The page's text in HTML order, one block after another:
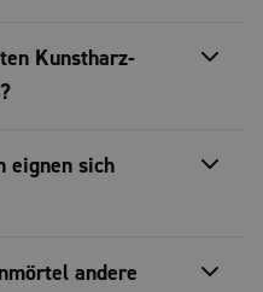
Kunstharz-
eignen sich
andere